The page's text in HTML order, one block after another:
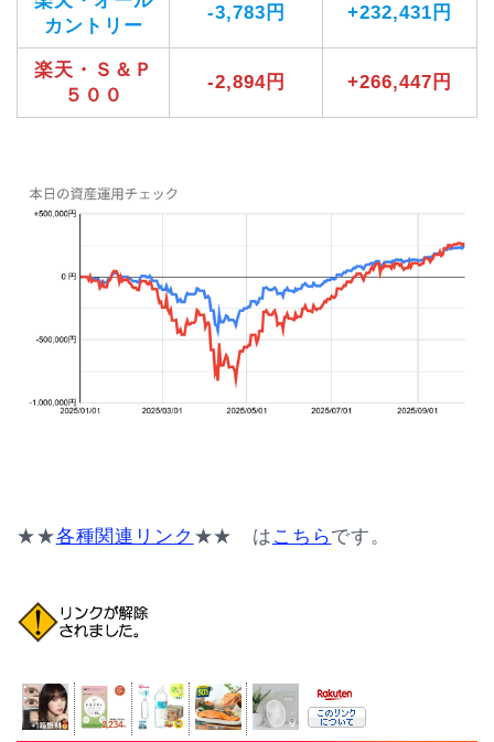
カントリー
-3,783円 +232,431円
楽天・Ｓ＆Ｐ
５００
-2,894円 +266,447円
★★各種関連リンク ★★ は こちらです。